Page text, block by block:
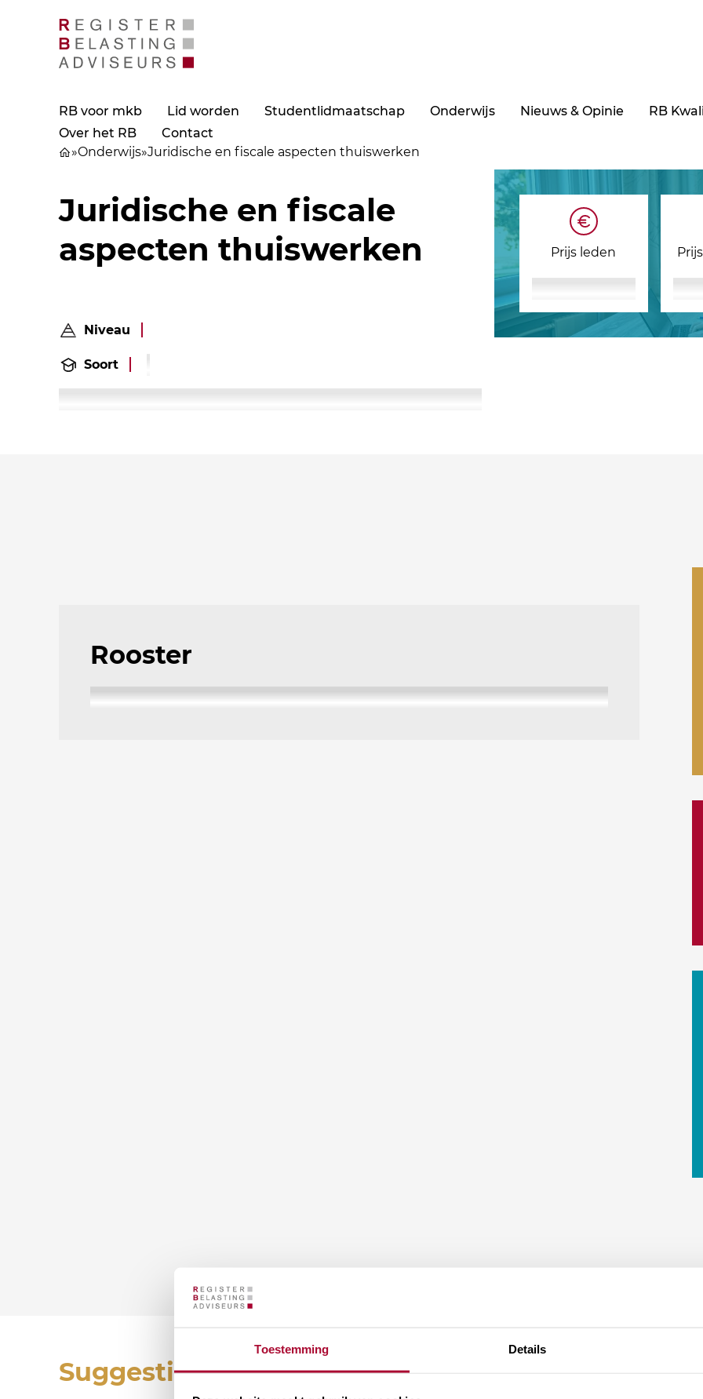
Toestemming Details
RB voor mkb Lid worden Studentlidmaatschap Onderwijs Nieuws & Opinie RB
Over het RB
Contact
»Onderwijs»Juridische en fiscale aspecten thuiswerken
Juridische en fiscale
aspecten thuiswerken
Niveau
Soort
Prijs leden
Rooster
Suggesties